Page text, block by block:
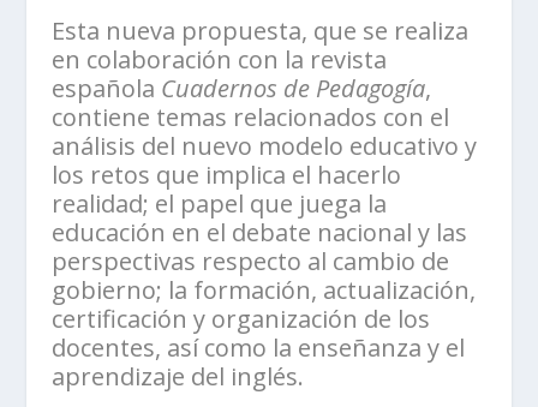
Esta nueva propuesta, que se realiza
en colaboración con la revista
española Cuadernos de Pedagogía,
contiene temas relacionados con el
análisis del nuevo modelo educativo y
los retos que implica el hacerlo
realidad; el papel que juega la
educación en el debate nacional y las
perspectivas respecto al cambio de
gobierno; la formación, actualización,
certificación y organización de los
docentes, así como la enseñanza y el
aprendizaje del inglés.